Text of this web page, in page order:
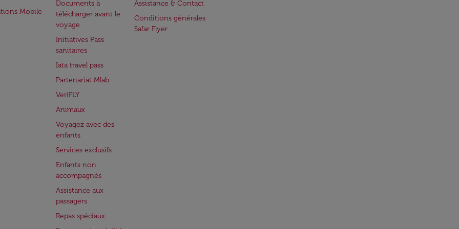
Mobile
Documents à
télécharger avant le
voyage
Initiatives Pass
sanitaires
Iata travel pass
Partenariat Mlab
VeriFLY
Animaux
Voyagez avec des
enfants
Services exclusifs
Enfants non
accompagnés
Assistance aux
passagers
Repas spéciaux
Assistance & Contact
Conditions générales
Safar Flyer